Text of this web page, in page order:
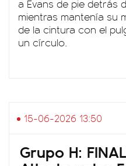
a Evans de pie detrás
mientras mantenía su
de la cintura con el
un círculo.
15-06-2026 13:50
Grupo H: